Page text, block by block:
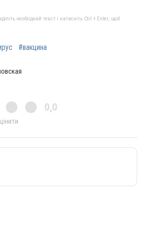
необхідний текст і натисніть Ctrl + Enter, щоб
#вакцина
0,0